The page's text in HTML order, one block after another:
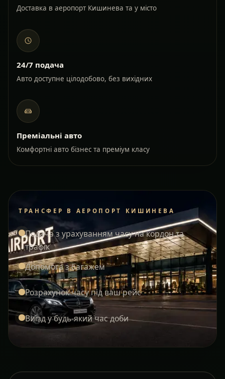
Доставка в аеропорт Кишинева та у місто
24/7 подача
Авто доступне цілодобово, без вихідних
Преміальні авто
Комфортні авто бізнес та преміум класу
ТРАНСФЕР В АЕРОПОРТ КИШИНЕВА
Подача з урахуванням часу на кордон та
трафік
Допомога з багажем
Розрахунок часу під ваш рейс
Виїзд у будь-який час доби